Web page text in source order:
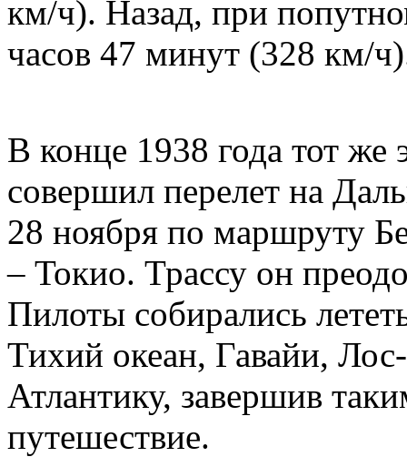
км/ч). Назад, при
часов 47 минут (328 км/
В конце 1938 года тот же
совершил перелет на
28 ноября по маршруту
– Токио. Трассу он
Пилоты собирались
Тихий океан, Гавайи,
Атлантику, завершив
путешествие.